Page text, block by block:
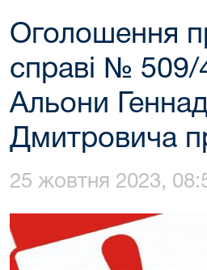
Оголошення
справі № 509/
Альони
Дмитровича
25 жовтня 2023,